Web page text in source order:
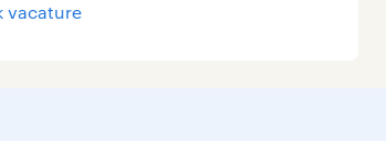
vacature